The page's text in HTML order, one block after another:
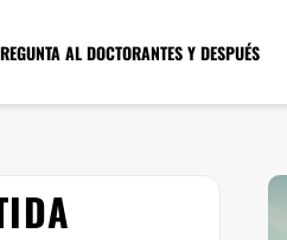
AL DOCTORANTES Y DESPUÉS